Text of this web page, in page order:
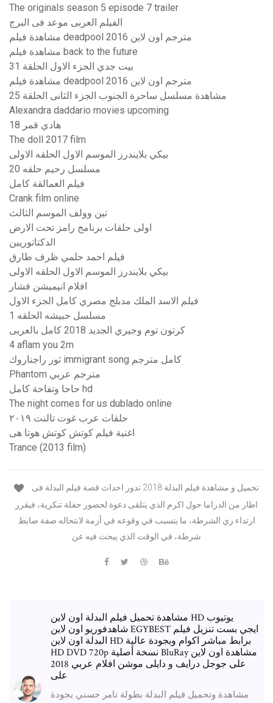
The originals season 5 episode 7 trailer
الفيلم العربى موعد فى البرج
مشاهدة فيلم deadpool 2016 مترجم اون لاين
مشاهدة فيلم back to the future
بيت جدي الجزء الاول الحلقة 31
مشاهدة فيلم deadpool 2016 مترجم اون لاين
مشاهدة مسلسل ساحرة الجنوب الجزء الثانى الحلقة 25
Alexandra daddario movies upcoming
هادي قمر 18
The doll 2017 film
بيكي بلايندرز الموسم الاول الحلقه الاولى
مسلسل رحيم حلقه 20
فيلم العمالقة كامل
Crank film online
تين وولف الموسم الثالث
اولى حلقات برنامج رامز تحت الارض
الدكتاتوريين
فيلم احمد حلمي ظرف طارق
بيكي بلايندرز الموسم الاول الحلقه الاولى
افلام انيميشن فشار
فيلم الاسد الملك مدبلج مصري كامل الجزء الاول
مسلسل حبيشه الحلقه 1
كرتون توم وجيري الجديد 2018 كامل بالعربى
4 aflam you 2m
ثور راجناروك immigrant song كامل مترجم
Phantom مترجم عربي
حاحا وتفاحة كامل hd
The night comes for us dublado online
حلقات عرب غوت تالنت ٢٠١٩
اغنية فيلم كوتش كوتش هوتا هى
Trance (2013 film)
اطار من الدراما حول اكرم الذي يتلقى دعوة لحضور حفلة تنكرية، فيقرر
ارتداء زي الشرطة، ما يتسبب في وقوعه في أزمة لانتحاله صفة ضابط
شرطة، في الوقت الذي يبحث فيه عن
مشاهدة تحميل فيلم البدلة اون لاين HD يوتيوب
شاهدفوريو اون لاين EGYBEST ايجي بست تنزيل فيلم
البدلة اون لاين HD برابط مباشر اكوام وبجودة عالية
HD DVD 720p نسخة أصلية BluRay مشاهدة اون لاين
على جوجل درايف و دايلى موشن افلام عربي 2018
على
مشاهدة وتحميل فيلم البدلة بطولة تامر حسني بجودة